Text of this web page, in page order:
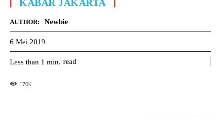
KABAR JAKARTA
AUTHOR: Newbie
6 Mei 2019
Less than 1 min. read
170K